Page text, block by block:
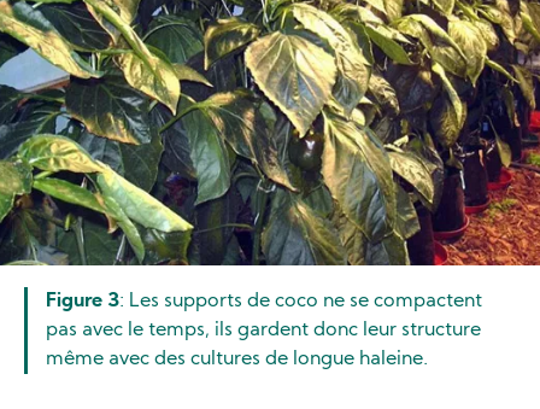
Figure 3: Les supports de coco ne se compactent
pas avec le temps, ils gardent donc leur structure
même avec des cultures de longue haleine.